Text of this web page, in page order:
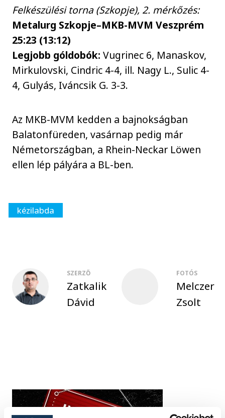
Felkészülési torna (Szkopje), 2. mérkőzés:
Metalurg Szkopje–MKB-MVM Veszprém
25:23 (13:12)
Legjobb góldobók: Vugrinec 6, Manaskov,
Mirkulovski, Cindric 4-4, ill. Nagy L., Sulic 4-
4, Gulyás, Iváncsik G. 3-3.
Az MKB-MVM kedden a bajnokságban
Balatonfüreden, vasárnap pedig már
Németországban, a Rhein-Neckar Löwen
ellen lép pályára a BL-ben.
kézilabda
SZERZŐ
Zatkalik
Dávid
FOTÓS
Melczer
Zsolt